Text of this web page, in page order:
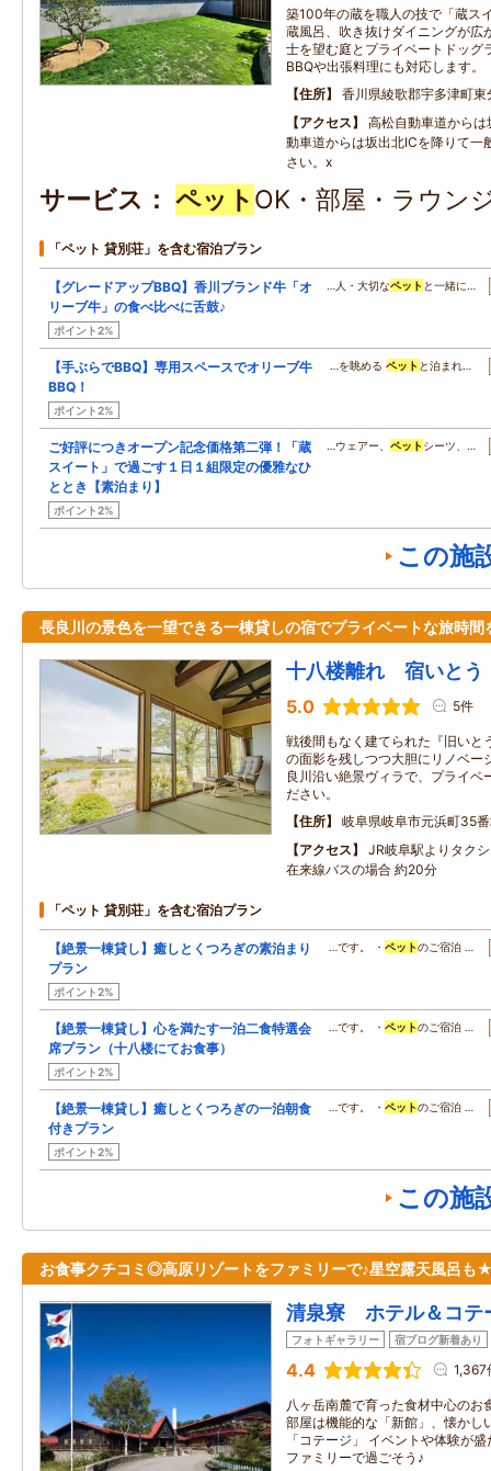
築100年の蔵を職人の技で「蔵ス
蔵風呂、吹き抜けダイニングが広
士を望む庭とプライベートドッグ
BBQや出張料理にも対応します。
住所
香川県綾歌郡宇多津町東
アクセス
高松自動車道から
動車道からは坂出北ICを降りて一
さい。x
サービス ペット OK・部屋・ラウン
「ペット 貸別荘」を含む宿泊プラン
【グレードアップBBQ】香川ブランド牛「オ
リーブ牛」の食べ比べに舌鼓♪
ポイント2%
…人・大切なペット と一緒に…
【手ぶらでBBQ】専用スペースでオリーブ牛
BBQ！
ポイント2%
…を眺めるペット と泊まれ…
ご好評につきオープン記念価格第二弾！「蔵
スイート」で過ごす１日１組限定の優雅なひ
ととき【素泊まり】
ポイント2%
…ウェアー、 ペット シーツ、…
この施
長良川の景色を一望できる一棟貸しの宿でプライベートな旅時間
十八楼離れ 宿いとう
5.0 5件
戦後間もなく建てられた『旧いと
の面影を残しつつ大胆にリノベー
良川沿い絶景ヴィラで、プライベ
ださい。
住所
岐阜県岐阜市元浜町35
アクセス
JR岐阜駅よりタク
在来線バスの場合 約20分
「ペット 貸別荘」を含む宿泊プラン
【絶景一棟貸し】癒しとくつろぎの素泊まり
プラン
ポイント2%
…です。 ・ ペットのご宿泊 …
【絶景一棟貸し】心を満たす一泊二食特選会
席プラン（十八楼にてお食事）
ポイント2%
…です。 ・ ペットのご宿泊 …
【絶景一棟貸し】癒しとくつろぎの一泊朝食
付きプラン
ポイント2%
…です。 ・ ペットのご宿泊 …
この施
お食事クチコミ◎高原リゾートをファミリーで♪星空露天風呂も
清泉寮 ホテル＆コテ
フォトギャラリー 宿ブログ新着あり
4.4 1,367
八ヶ岳南麓で育った食材中心の
部屋は機能的な「新館」、懐かし
「コテージ」 イベントや体験が
ファミリーで過ごそう♪